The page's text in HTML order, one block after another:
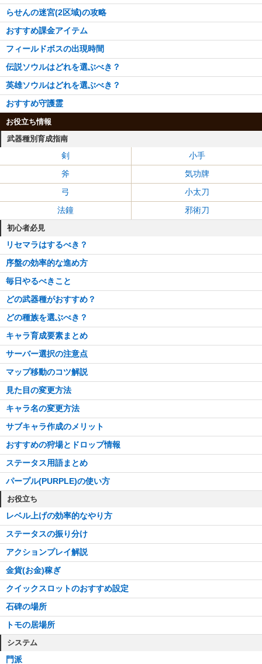
らせんの迷宮(2区域)の攻略
おすすめ課金アイテム
フィールドボスの出現時間
伝説ソウルはどれを選ぶべき？
英雄ソウルはどれを選ぶべき？
おすすめ守護霊
お役立ち情報
武器種別育成指南
剣
小手
斧
気功牌
弓
小太刀
法鐘
邪術刀
初心者必見
リセマラはするべき？
序盤の効率的な進め方
毎日やるべきこと
どの武器種がおすすめ？
どの種族を選ぶべき？
キャラ育成要素まとめ
サーバー選択の注意点
マップ移動のコツ解説
見た目の変更方法
キャラ名の変更方法
サブキャラ作成のメリット
おすすめの狩場とドロップ情報
ステータス用語まとめ
パープル(PURPLE)の使い方
お役立ち
レベル上げの効率的なやり方
ステータスの振り分け
アクションプレイ解説
金貨(お金)稼ぎ
クイックスロットのおすすめ設定
石碑の場所
トモの居場所
システム
門派